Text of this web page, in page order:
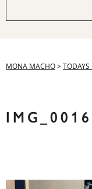
MONA MACHO>
IMG_0016